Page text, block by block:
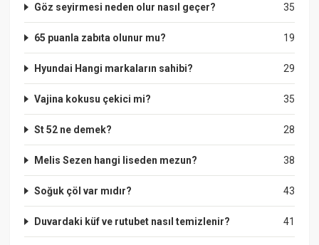
35
Göz seyirmesi neden olur nasıl geçer?
19
65 puanla zabıta olunur mu?
29
Hyundai Hangi markaların sahibi?
35
Vajina kokusu çekici mi?
28
St 52 ne demek?
38
Melis Sezen hangi liseden mezun?
43
Soğuk çöl var mıdır?
41
Duvardaki küf ve rutubet nasıl temizlenir?